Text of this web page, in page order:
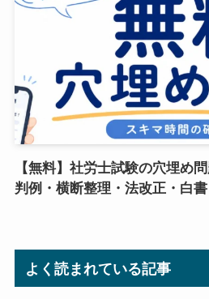
【無料】社労士試験の穴埋め
判例・横断整理・法改正・白
よく読まれている記事